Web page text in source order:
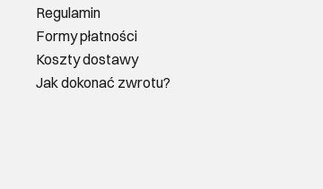
Regulamin
Formy płatności
Koszty dostawy
Jak dokonać zwrotu?